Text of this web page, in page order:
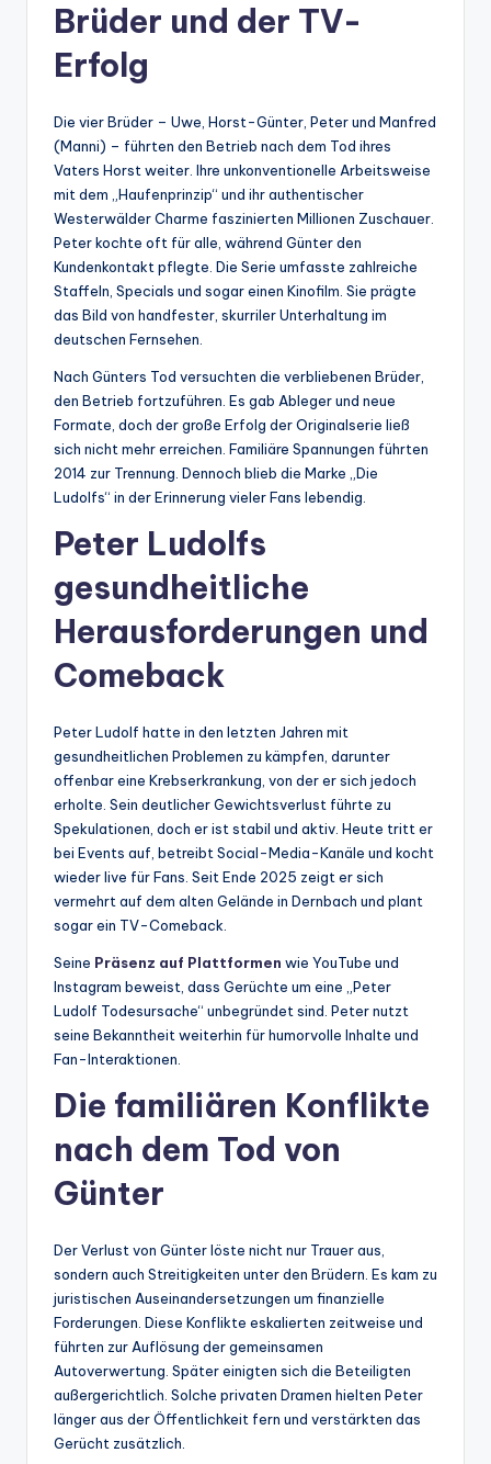
Brüder und der TV-
Erfolg
Die vier Brüder – Uwe, Horst-Günter, Peter und Manfred
(Manni) – führten den Betrieb nach dem Tod ihres
Vaters Horst weiter. Ihre unkonventionelle Arbeitsweise
mit dem „Haufenprinzip“ und ihr authentischer
Westerwälder Charme faszinierten Millionen Zuschauer.
Peter kochte oft für alle, während Günter den
Kundenkontakt pflegte. Die Serie umfasste zahlreiche
Staffeln, Specials und sogar einen Kinofilm. Sie prägte
das Bild von handfester, skurriler Unterhaltung im
deutschen Fernsehen.
Nach Günters Tod versuchten die verbliebenen Brüder,
den Betrieb fortzuführen. Es gab Ableger und neue
Formate, doch der große Erfolg der Originalserie ließ
sich nicht mehr erreichen. Familiäre Spannungen führten
2014 zur Trennung. Dennoch blieb die Marke „Die
Ludolfs“ in der Erinnerung vieler Fans lebendig.
Peter Ludolfs
gesundheitliche
Herausforderungen und
Comeback
Peter Ludolf hatte in den letzten Jahren mit
gesundheitlichen Problemen zu kämpfen, darunter
offenbar eine Krebserkrankung, von der er sich jedoch
erholte. Sein deutlicher Gewichtsverlust führte zu
Spekulationen, doch er ist stabil und aktiv. Heute tritt er
bei Events auf, betreibt Social-Media-Kanäle und kocht
wieder live für Fans. Seit Ende 2025 zeigt er sich
vermehrt auf dem alten Gelände in Dernbach und plant
sogar ein TV-Comeback.
Seine Präsenz auf Plattformen wie YouTube und
Instagram beweist, dass Gerüchte um eine „Peter
Ludolf Todesursache“ unbegründet sind. Peter nutzt
seine Bekanntheit weiterhin für humorvolle Inhalte und
Fan-Interaktionen.
Die familiären Konflikte
nach dem Tod von
Günter
Der Verlust von Günter löste nicht nur Trauer aus,
sondern auch Streitigkeiten unter den Brüdern. Es kam zu
juristischen Auseinandersetzungen um finanzielle
Forderungen. Diese Konflikte eskalierten zeitweise und
führten zur Auflösung der gemeinsamen
Autoverwertung. Später einigten sich die Beteiligten
außergerichtlich. Solche privaten Dramen hielten Peter
länger aus der Öffentlichkeit fern und verstärkten das
Gerücht zusätzlich.